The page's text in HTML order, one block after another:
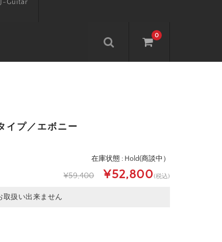
0
J-Guitar
イプ／エボニー
在庫状態 : Hold(商談中）
¥59,400 ¥52,800(税込)
取扱い出来ません